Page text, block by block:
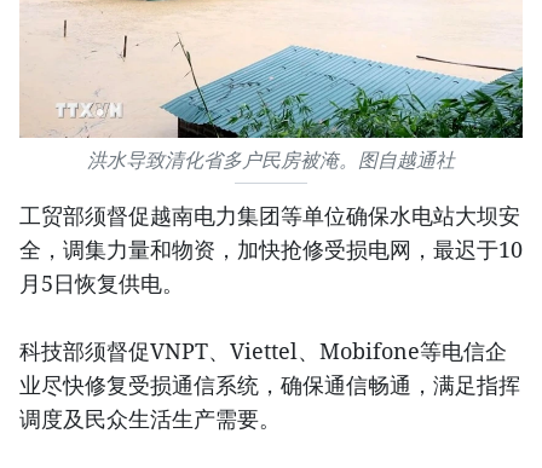
洪水导致清化省多户民房被淹。图自越通社
工贸部须督促越南电力集团等单位确保水电站大坝安
全，调集力量和物资，加快抢修受损电网，最迟于10
月5日恢复供电。
科技部须督促VNPT、Viettel、Mobifone等电信企
业尽快修复受损通信系统，确保通信畅通，满足指挥
调度及民众生活生产需要。